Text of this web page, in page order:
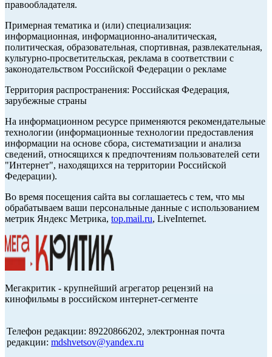
правообладателя.
Примерная тематика и (или) специализация:
информационная, информационно-аналитическая,
политическая, образовательная, спортивная, развлекательная,
культурно-просветительская, реклама в соответствии с
законодательством Российской Федерации о рекламе
Территория распространения: Российская Федерация,
зарубежные страны
На информационном ресурсе применяются рекомендательные
технологии (информационные технологии предоставления
информации на основе сбора, систематизации и анализа
сведений, относящихся к предпочтениям пользователей сети
"Интернет", находящихся на территории Российской
Федерации).
Во время посещения сайта вы соглашаетесь с тем, что мы
обрабатываем ваши персональные данные с использованием
метрик Яндекс Метрика, top.mail.ru, LiveInternet.
Мегакритик - крупнейший агрегатор рецензий на
кинофильмы в российском интернет-сегменте
Телефон редакции: 89220866202, электронная почта
редакции: mdshvetsov@yandex.ru